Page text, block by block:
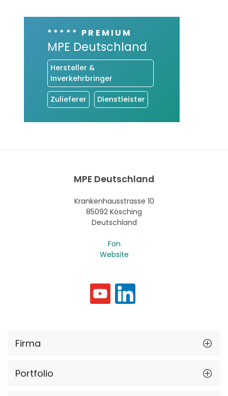
***** PREMIUM
MPE Deutschland
Hersteller &
Inverkehrbringer
Zulieferer Dienstleister
MPE Deutschland
Krankenhausstrasse 10
85092 Kösching
Deutschland
Fon
Website
Firma
Portfolio